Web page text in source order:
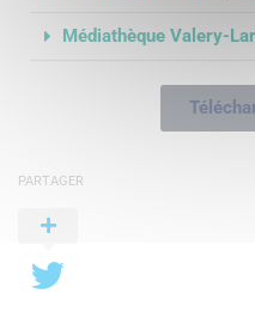
Médiathèque Valery-
PARTAGER